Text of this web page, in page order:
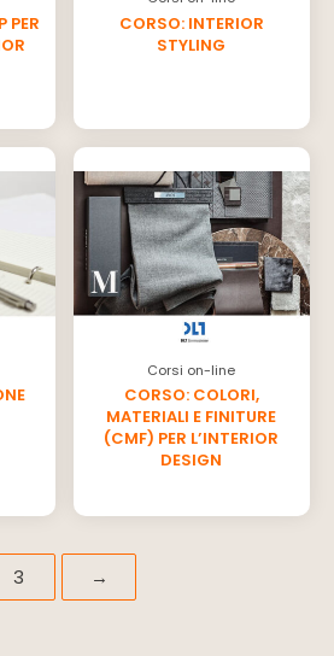
PER
CORSO: INTERIOR
STYLING
Corsi on-line
CORSO: COLORI,
MATERIALI E FINITURE
(CMF) PER L’INTERIOR
DESIGN
3 →